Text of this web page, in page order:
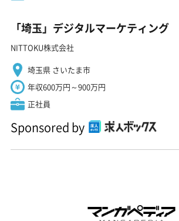
「埼玉」デジタルマーケティング
NITTOKU株式会社
埼玉県 さいたま市
年収600万円～900万円
正社員
Sponsored by